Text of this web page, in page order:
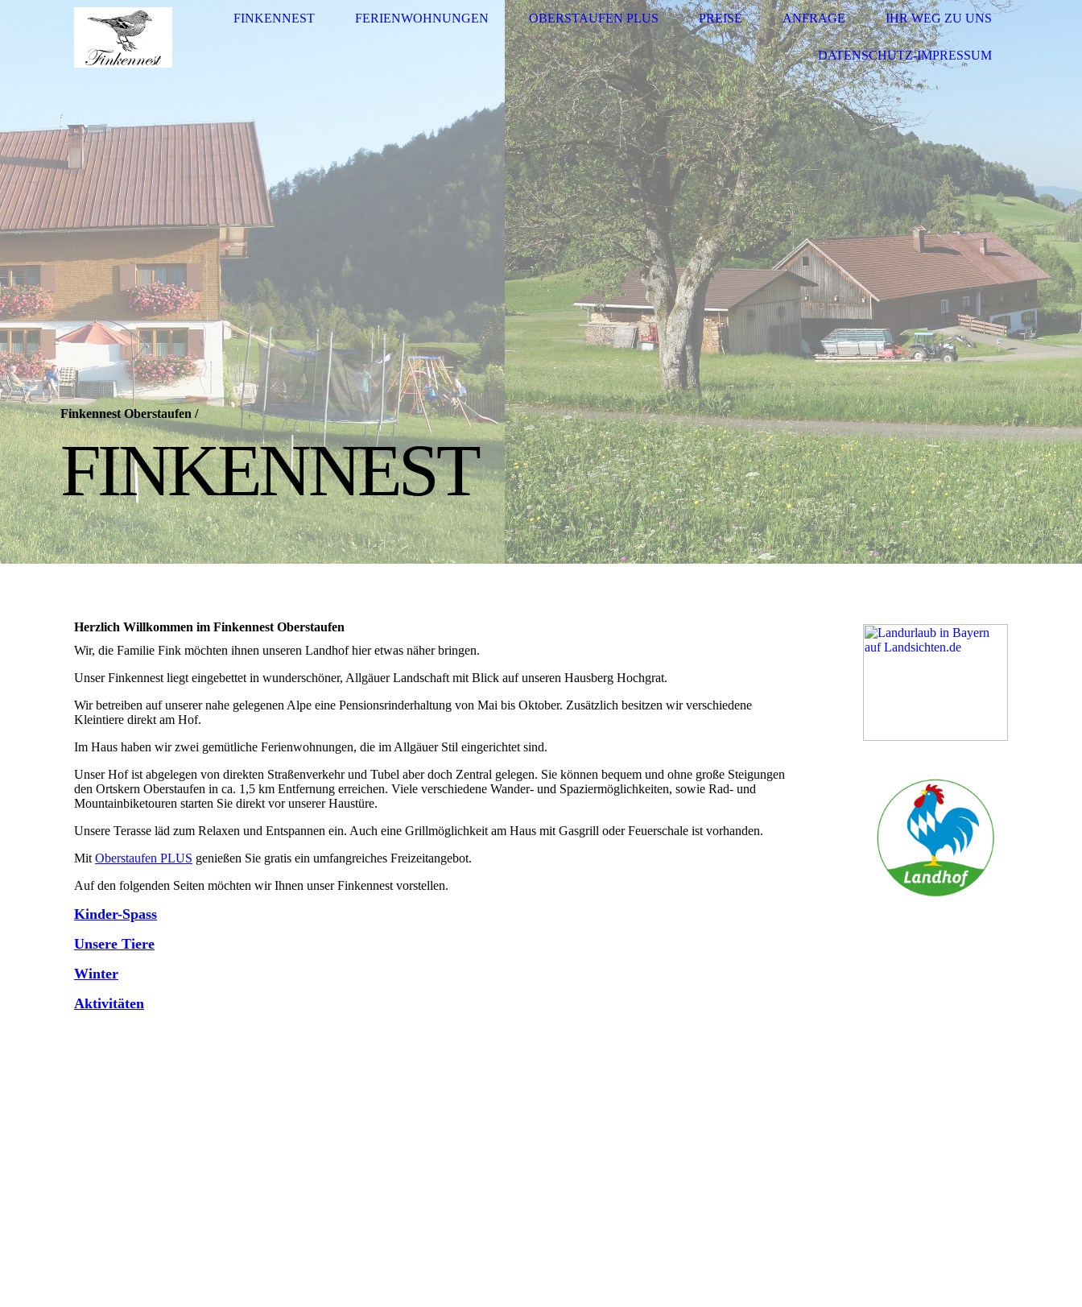
FINKENNEST FERIENWOHNUNGEN OBERSTAUFEN PLUS PREISE ANFRAGE IHR WEG ZU UNS
DATENSCHUTZ-IMPRESSUM
Finkennest Oberstaufen /
FINKENNEST
Herzlich Willkommen im Finkennest Oberstaufen
Wir, die Familie Fink möchten ihnen unseren Landhof hier etwas näher bringen.
Unser Finkennest liegt eingebettet in wunderschöner, Allgäuer Landschaft mit Blick auf unseren Hausberg Hochgrat.
Wir betreiben auf unserer nahe gelegenen Alpe eine Pensionsrinderhaltung von Mai bis Oktober. Zusätzlich besitzen wir verschiedene
Kleintiere direkt am Hof.
Im Haus haben wir zwei gemütliche Ferienwohnungen, die im Allgäuer Stil eingerichtet sind.
Unser Hof ist abgelegen von direkten Straßenverkehr und Tubel aber doch Zentral gelegen. Sie können bequem und ohne große Steigungen
den Ortskern Oberstaufen in ca. 1,5 km Entfernung erreichen. Viele verschiedene Wander- und Spaziermöglichkeiten, sowie Rad- und
Mountainbiketouren starten Sie direkt vor unserer Haustüre.
Unsere Terasse läd zum Relaxen und Entspannen ein. Auch eine Grillmöglichkeit am Haus mit Gasgrill oder Feuerschale ist vorhanden.
Mit Oberstaufen PLUS genießen Sie gratis ein umfangreiches Freizeitangebot.
Auf den folgenden Seiten möchten wir Ihnen unser Finkennest vorstellen.
Kinder-Spass
Unsere Tiere
Winter
Aktivitäten